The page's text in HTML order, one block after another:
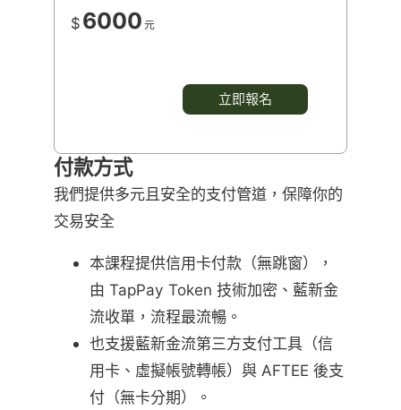
$ 6000 元
立即報名
付款方式
我們提供多元且安全的支付管道，保障你的
交易安全
本課程提供信用卡付款（無跳窗），
由 TapPay Token 技術加密、藍新金
流收單，流程最流暢。
也支援藍新金流第三方支付工具（信
用卡、虛擬帳號轉帳）與 AFTEE 後支
付（無卡分期）。